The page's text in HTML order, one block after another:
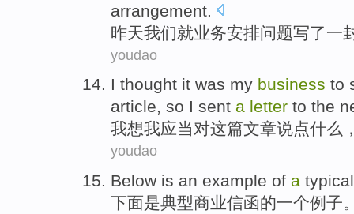
arrangement
昨天我们就业务安排问题写了一
youdao
I thought it was my business to
article, so I sent a letter to the
我想我应当对这篇文章说点什么
youdao
Below is an example of a typical
下面是典型商业信函的一个例子